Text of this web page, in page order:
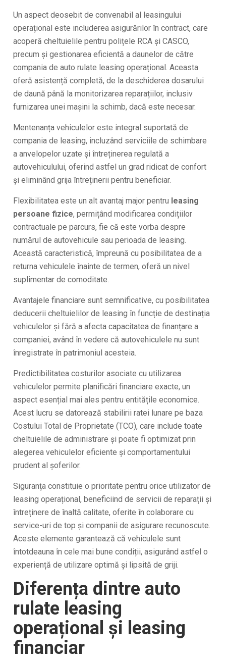
Un aspect deosebit de convenabil al leasingului
operațional este includerea asigurărilor în contract, care
acoperă cheltuielile pentru polițele RCA și CASCO,
precum și gestionarea eficientă a daunelor de către
compania de auto rulate leasing operațional. Aceasta
oferă asistență completă, de la deschiderea dosarului
de daună până la monitorizarea reparațiilor, inclusiv
furnizarea unei mașini la schimb, dacă este necesar.
Mentenanța vehiculelor este integral suportată de
compania de leasing, incluzând serviciile de schimbare
a anvelopelor uzate și întreținerea regulată a
autovehiculului, oferind astfel un grad ridicat de confort
și eliminând grija întreținerii pentru beneficiar.
Flexibilitatea este un alt avantaj major pentru leasing
persoane fizice, permițând modificarea condițiilor
contractuale pe parcurs, fie că este vorba despre
numărul de autovehicule sau perioada de leasing.
Această caracteristică, împreună cu posibilitatea de a
returna vehiculele înainte de termen, oferă un nivel
suplimentar de comoditate.
Avantajele financiare sunt semnificative, cu posibilitatea
deducerii cheltuielilor de leasing în funcție de destinația
vehiculelor și fără a afecta capacitatea de finanțare a
companiei, având în vedere că autovehiculele nu sunt
înregistrate în patrimoniul acesteia.
Predictibilitatea costurilor asociate cu utilizarea
vehiculelor permite planificări financiare exacte, un
aspect esențial mai ales pentru entitățile economice.
Acest lucru se datorează stabilirii ratei lunare pe baza
Costului Total de Proprietate (TCO), care include toate
cheltuielile de administrare și poate fi optimizat prin
alegerea vehiculelor eficiente și comportamentului
prudent al șoferilor.
Siguranța constituie o prioritate pentru orice utilizator de
leasing operațional, beneficiind de servicii de reparații și
întreținere de înaltă calitate, oferite în colaborare cu
service-uri de top și companii de asigurare recunoscute.
Aceste elemente garantează că vehiculele sunt
întotdeauna în cele mai bune condiții, asigurând astfel o
experiență de utilizare optimă și lipsită de griji.
Diferența dintre auto
rulate leasing
operațional și leasing
financiar